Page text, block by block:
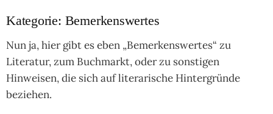
Kategorie: Bemerkenswertes
Nun ja, hier gibt es eben „Bemerkenswertes“ zu
Literatur, zum Buchmarkt, oder zu sonstigen
Hinweisen, die sich auf literarische Hintergründe
beziehen.